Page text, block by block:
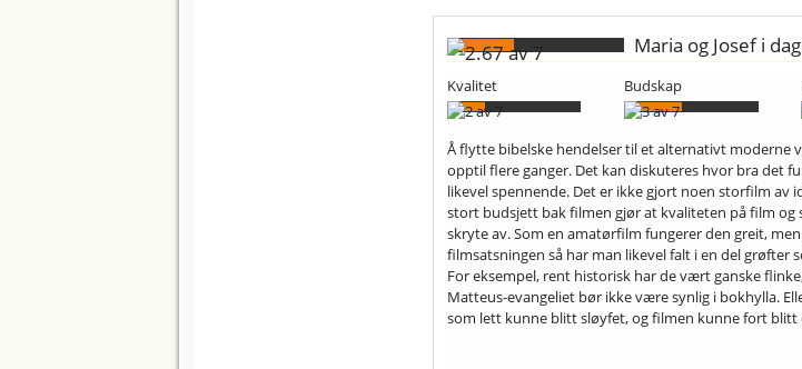
Maria og Josef i
Kvalitet Budskap
Å flytte bibelske hendelser til et alternativt moderne
opptil flere ganger. Det kan diskuteres hvor bra det
likevel spennende. Det er ikke gjort noen storfilm av
stort budsjett bak filmen gjør at kvaliteten på film og
skryte av. Som en amatørfilm fungerer den greit,
filmsatsningen så har man likevel falt i en del grøfter
For eksempel, rent historisk har de vært ganske
Matteus-evangeliet bør ikke være synlig i bokhylla.
som lett kunne blitt sløyfet, og filmen kunne fort blitt